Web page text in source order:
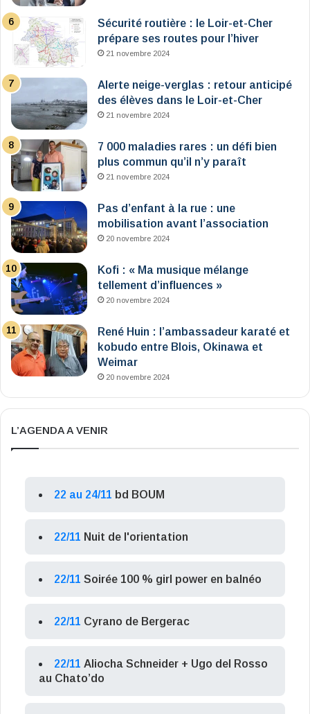
Sécurité routière : le Loir-et-Cher
prépare ses routes pour l’hiver
21 novembre 2024
Alerte neige-verglas : retour anticipé
des élèves dans le Loir-et-Cher
21 novembre 2024
7 000 maladies rares : un défi bien
plus commun qu’il n’y paraît
21 novembre 2024
Pas d’enfant à la rue : une
mobilisation avant l’association
20 novembre 2024
Kofi : « Ma musique mélange
tellement d’influences »
20 novembre 2024
René Huin : l’ambassadeur karaté et
kobudo entre Blois, Okinawa et
Weimar
20 novembre 2024
L’AGENDA A VENIR
22 au 24/11 bd BOUM
22/11 Nuit de l'orientation
22/11 Soirée 100 % girl power en balnéo
22/11 Cyrano de Bergerac
22/11 Aliocha Schneider + Ugo del Rosso
au Chato’do